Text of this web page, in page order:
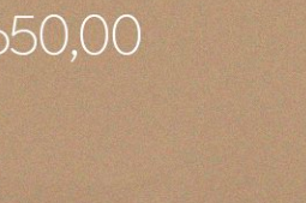
acredito que não faz parte